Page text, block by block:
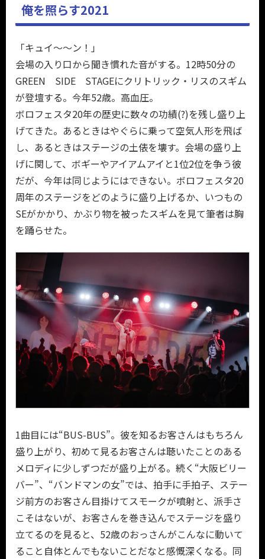
俺を照らす2021
「キュイ〜〜ン！」
会場の入り口から聞き慣れた音がする。12時50分の
GREEN SIDE STAGEにクリトリック・リスのスギム
が登壇する。今年52歳。高血圧。
ボロフェスタ20年の歴史に数々の功績(?)を残し盛り上
げてきた。あるときはやぐらに乗って空気人形を飛ば
し、あるときはステージの土俵を壊す。会場の盛り上
げに関して、ボギーやアイアムアイと1位2位を争う彼
だが、今年は同じようにはできない。ボロフェスタ20
周年のステージをどのように盛り上げるか、いつもの
SEがかかり、かぶり物を被ったスギムを見て筆者は胸
を踊らせた。
1曲目には“BUS-BUS”。彼を知るお客さんはもちろん
盛り上がり、初めて見るお客さんは聴いたことのある
メロディに少しずつだが盛り上がる。続く“大阪ビリー
バー”、“バンドマンの女”では、拍手に手拍子、ステー
ジ前方のお客さん目掛けてスモークが噴射と、派手さ
こそはないが、お客さんを巻き込んでステージを盛り
立てるのを見ると、52歳のおっさんがこんなに動いて
ること自体とんでもないことだなと感慨深くなる。同